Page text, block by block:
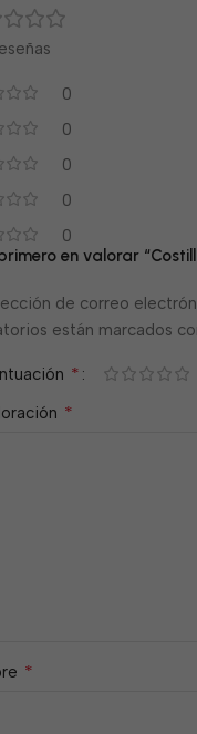
0
0
0
0
0
en valorar
de correo
están marcados
*
*
*